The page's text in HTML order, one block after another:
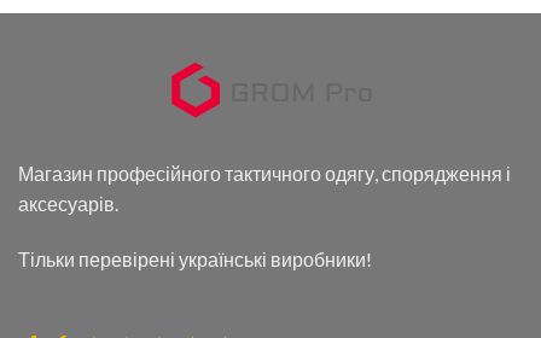
Магазин професійного тактичного одягу, спорядження і
аксесуарів.
Тільки перевірені українські виробники!